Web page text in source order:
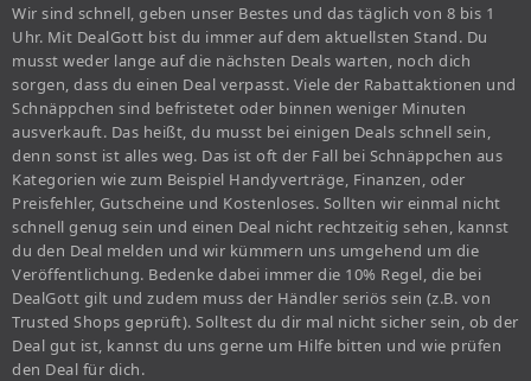
Wir sind schnell, geben unser Bestes und das täglich von 8 bis 1
Uhr. Mit DealGott bist du immer auf dem aktuellsten Stand. Du
musst weder lange auf die nächsten Deals warten, noch dich
sorgen, dass du einen Deal verpasst. Viele der Rabattaktionen und
Schnäppchen sind befristetet oder binnen weniger Minuten
ausverkauft. Das heißt, du musst bei einigen Deals schnell sein,
denn sonst ist alles weg. Das ist oft der Fall bei Schnäppchen aus
Kategorien wie zum Beispiel Handyverträge, Finanzen, oder
Preisfehler, Gutscheine und Kostenloses. Sollten wir einmal nicht
schnell genug sein und einen Deal nicht rechtzeitig sehen, kannst
du den Deal melden und wir kümmern uns umgehend um die
Veröffentlichung. Bedenke dabei immer die 10% Regel, die bei
DealGott gilt und zudem muss der Händler seriös sein (z.B. von
Trusted Shops geprüft). Solltest du dir mal nicht sicher sein, ob der
Deal gut ist, kannst du uns gerne um Hilfe bitten und wie prüfen
den Deal für dich.